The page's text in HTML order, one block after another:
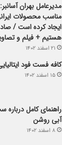
مدیرعامل بهران
مناسب محصولات ایرانی
هستیم + فیلم و
۲۱ اسفند ۱۴۰۲
کافه فست فود
۱۵ اسفند ۱۴۰۲
راهنمای کامل
آبی روشن
۸ اسفند ۱۴۰۲